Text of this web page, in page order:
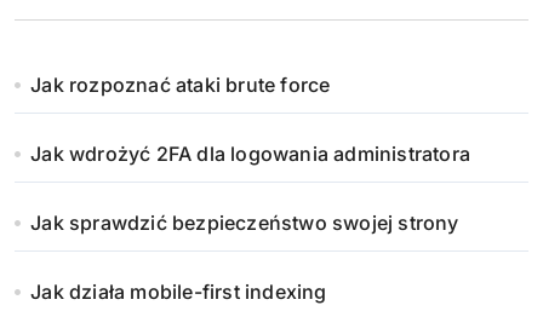
Jak rozpoznać ataki brute force
Jak wdrożyć 2FA dla logowania administratora
Jak sprawdzić bezpieczeństwo swojej strony
Jak działa mobile-first indexing